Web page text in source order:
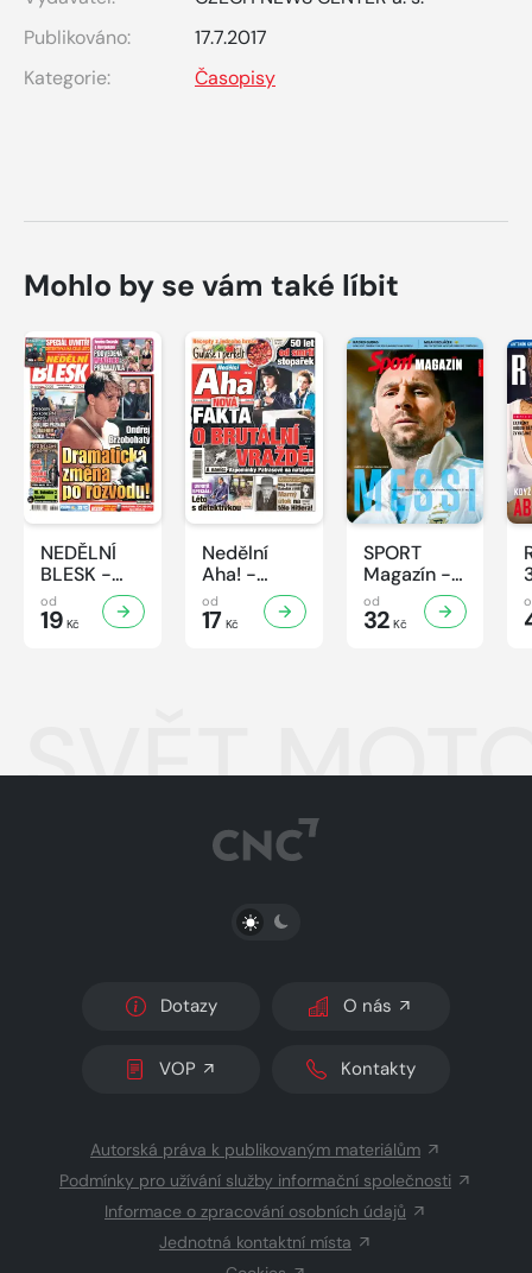
Publikováno:
17.7.2017
Kategorie:
Časopisy
Mohlo by se vám také líbit
NEDĚLNÍ
BLESK -
32/2026
od
19 Kč
Nedělní
Aha! -
32/2026
od
17 Kč
SPORT
Magazín -
32/2026
od
32 Kč
SVĚT
PŘEPNOUT SVĚTLÝ/TMAVÝ REŽIM
Dotazy O nás
VOP Kontakty
Autorská práva k publikovaným materiálům
Podmínky pro užívání služby informační společnosti
Informace o zpracování osobních údajů
Jednotná kontaktní místa